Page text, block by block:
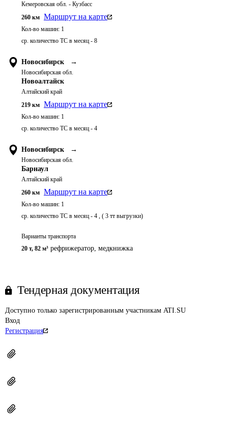
Кемеровская обл. - Кузбасс
260 км Маршрут на карте
Кол-во машин: 1
ср. количество ТС в месяц - 8
Новосибирск →
Новосибирская обл.
Новоалтайск
Алтайский край
219 км Маршрут на карте
Кол-во машин: 1
ср. количество ТС в месяц - 4
Новосибирск →
Новосибирская обл.
Барнаул
Алтайский край
260 км Маршрут на карте
Кол-во машин: 1
ср. количество ТС в месяц - 4 , ( 3 тт выгрузки)
Варианты транспорта
20 т, 82 м³ рефрижератор, медкнижка
Тендерная документация
Доступно только зарегистрированным участникам ATI.SU
Вход
Регистрация